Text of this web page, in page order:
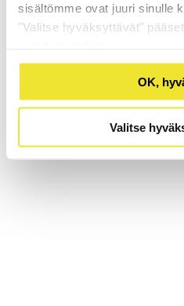
sisältömme ovat juuri sinulle
"Valitse hyväksyttävät"
OK,
Valitse